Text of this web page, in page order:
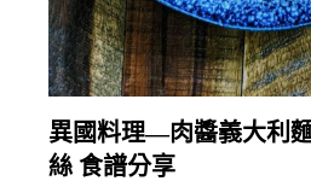
繼續閱讀
異國料理—肉醬義大利
絲 食譜分享